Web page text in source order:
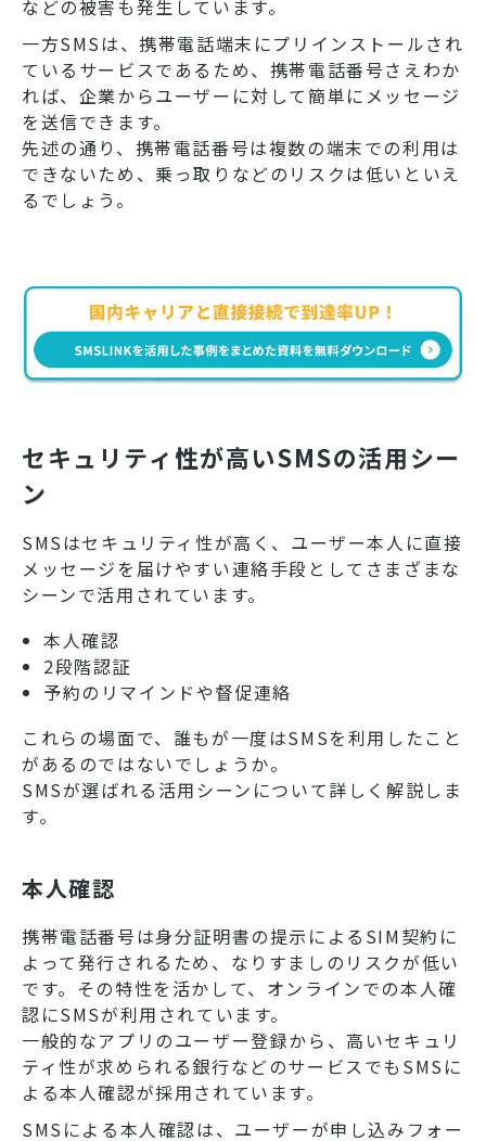
などの被害も発生しています。
一方SMSは、携帯電話端末にプリインストールされ
ているサービスであるため、携帯電話番号さえわか
れば、企業からユーザーに対して簡単にメッセージ
を送信できます。
先述の通り、携帯電話番号は複数の端末での利用は
できないため、乗っ取りなどのリスクは低いといえ
るでしょう。
セキュリティ性が高いSMSの活用シー
ン
SMSはセキュリティ性が高く、ユーザー本人に直接
メッセージを届けやすい連絡手段としてさまざまな
シーンで活用されています。
本人確認
2段階認証
予約のリマインドや督促連絡
これらの場面で、誰もが一度はSMSを利用したこと
があるのではないでしょうか。
SMSが選ばれる活用シーンについて詳しく解説しま
す。
本人確認
携帯電話番号は身分証明書の提示によるSIM契約に
よって発行されるため、なりすましのリスクが低い
です。その特性を活かして、オンラインでの本人確
認にSMSが利用されています。
一般的なアプリのユーザー登録から、高いセキュリ
ティ性が求められる銀行などのサービスでもSMSに
よる本人確認が採用されています。
SMSによる本人確認は、ユーザーが申し込みフォー